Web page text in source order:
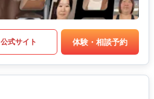
公式サイト 体験・相談予約